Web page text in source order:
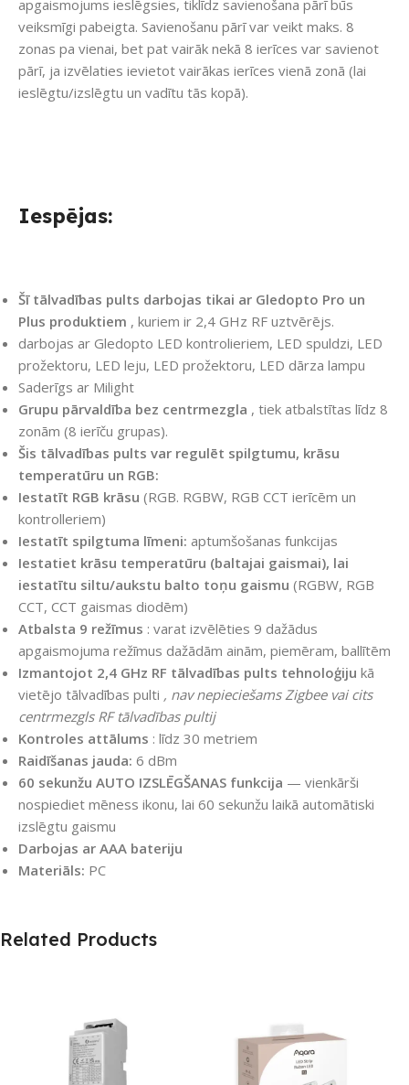
apgaismojums ieslēgsies, tiklīdz savienošana pārī būs
veiksmīgi pabeigta. Savienošanu pārī var veikt maks. 8
zonas pa vienai, bet pat vairāk nekā 8 ierīces var savienot
pārī, ja izvēlaties ievietot vairākas ierīces vienā zonā (lai
ieslēgtu/izslēgtu un vadītu tās kopā).
Iespējas:
Šī tālvadības pults darbojas tikai ar Gledopto Pro un
Plus produktiem , kuriem ir 2,4 GHz RF uztvērējs.
darbojas ar Gledopto LED kontrolieriem, LED spuldzi, LED
prožektoru, LED leju, LED prožektoru, LED dārza lampu
Saderīgs ar Milight
Grupu pārvaldība bez centrmezgla , tiek atbalstītas līdz 8
zonām (8 ierīču grupas).
Šis tālvadības pults var regulēt spilgtumu, krāsu
temperatūru un RGB:
Iestatīt RGB krāsu (RGB. RGBW, RGB CCT ierīcēm un
kontrolleriem)
Iestatīt spilgtuma līmeni: aptumšošanas funkcijas
Iestatiet krāsu temperatūru (baltajai gaismai), lai
iestatītu siltu/aukstu balto toņu gaismu (RGBW, RGB
CCT, CCT gaismas diodēm)
Atbalsta 9 režīmus : varat izvēlēties 9 dažādus
apgaismojuma režīmus dažādām ainām, piemēram, ballītēm
Izmantojot 2,4 GHz RF tālvadības pults tehnoloģiju kā
vietējo tālvadības pulti , nav nepieciešams Zigbee vai cits
centrmezgls RF tālvadības pultij
Kontroles attālums : līdz 30 metriem
Raidīšanas jauda: 6 dBm
60 sekunžu AUTO IZSLĒGŠANAS funkcija — vienkārši
nospiediet mēness ikonu, lai 60 sekunžu laikā automātiski
izslēgtu gaismu
Darbojas ar AAA bateriju
Materiāls: PC
Related Products